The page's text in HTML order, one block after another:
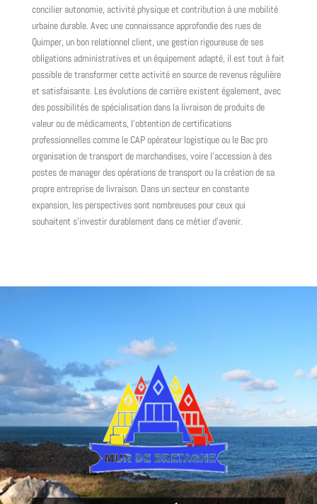
concilier autonomie, activité physique et contribution à une mobilité
urbaine durable. Avec une connaissance approfondie des rues de
Quimper, un bon relationnel client, une gestion rigoureuse de ses
obligations administratives et un équipement adapté, il est tout à fait
possible de transformer cette activité en source de revenus régulière
et satisfaisante. Les évolutions de carrière existent également, avec
des possibilités de spécialisation dans la livraison de produits de
valeur ou de médicaments, l'obtention de certifications
professionnelles comme le CAP opérateur logistique ou le Bac pro
organisation de transport de marchandises, voire l'accession à des
postes de manager des opérations de transport ou la création de sa
propre entreprise de livraison. Dans un secteur en constante
expansion, les perspectives sont nombreuses pour ceux qui
souhaitent s'investir durablement dans ce métier d'avenir.